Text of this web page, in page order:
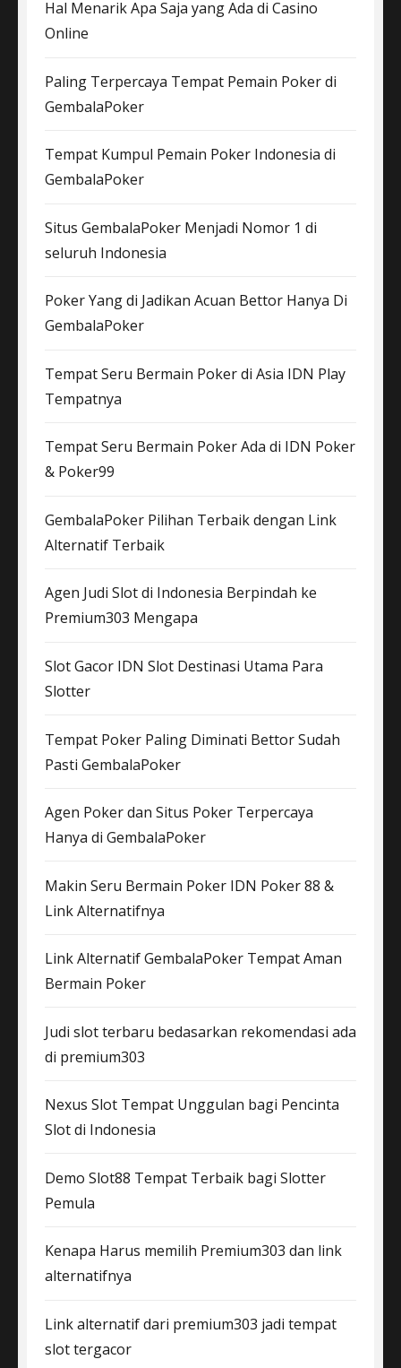
Hal Menarik Apa Saja yang Ada di Casino
Online
Paling Terpercaya Tempat Pemain Poker di
GembalaPoker
Tempat Kumpul Pemain Poker Indonesia di
GembalaPoker
Situs GembalaPoker Menjadi Nomor 1 di
seluruh Indonesia
Poker Yang di Jadikan Acuan Bettor Hanya Di
GembalaPoker
Tempat Seru Bermain Poker di Asia IDN Play
Tempatnya
Tempat Seru Bermain Poker Ada di IDN Poker
& Poker99
GembalaPoker Pilihan Terbaik dengan Link
Alternatif Terbaik
Agen Judi Slot di Indonesia Berpindah ke
Premium303 Mengapa
Slot Gacor IDN Slot Destinasi Utama Para
Slotter
Tempat Poker Paling Diminati Bettor Sudah
Pasti GembalaPoker
Agen Poker dan Situs Poker Terpercaya
Hanya di GembalaPoker
Makin Seru Bermain Poker IDN Poker 88 &
Link Alternatifnya
Link Alternatif GembalaPoker Tempat Aman
Bermain Poker
Judi slot terbaru bedasarkan rekomendasi ada
di premium303
Nexus Slot Tempat Unggulan bagi Pencinta
Slot di Indonesia
Demo Slot88 Tempat Terbaik bagi Slotter
Pemula
Kenapa Harus memilih Premium303 dan link
alternatifnya
Link alternatif dari premium303 jadi tempat
slot tergacor